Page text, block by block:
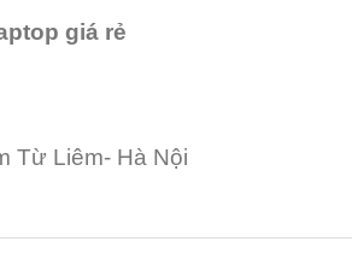
giá rẻ
Từ Liêm- Hà Nội